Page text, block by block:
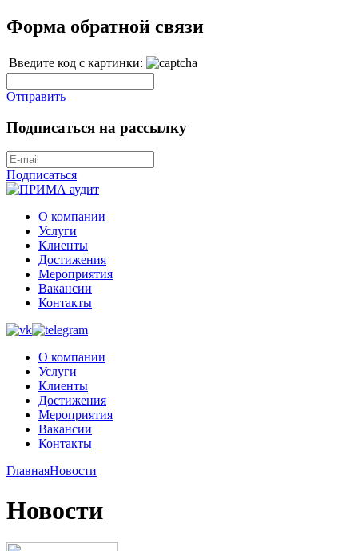
Форма обратной связи
Введите код с картинки:
Отправить
Подписаться на рассылку
Подписаться
О компании
Услуги
Клиенты
Достижения
Мероприятия
Вакансии
Контакты
О компании
Услуги
Клиенты
Достижения
Мероприятия
Вакансии
Контакты
ГлавнаяНовости
Новости